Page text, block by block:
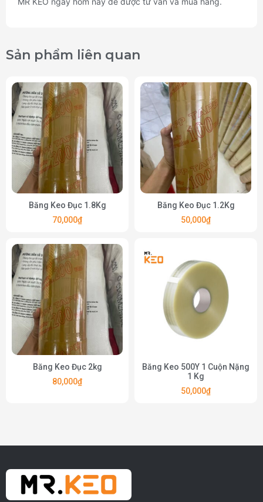
Sản phẩm liên quan​
Băng Keo Đục 1.8Kg
70,000₫
Băng Keo Đục 1.2Kg
50,000₫
Băng Keo Đục 2kg
80,000₫
Băng Keo 500Y 1 Cuộn Nặng
1 Kg
50,000₫